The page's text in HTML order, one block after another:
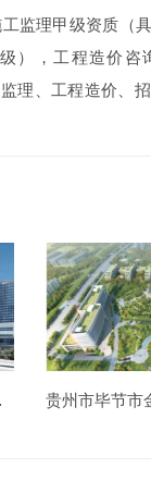
监理甲级资质（
），工程造价咨
、工程造价、
程